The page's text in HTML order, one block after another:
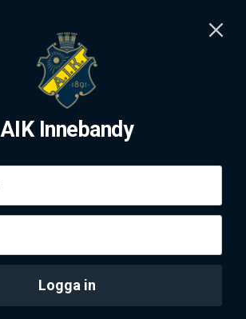
AIK Innebandy
Logga in